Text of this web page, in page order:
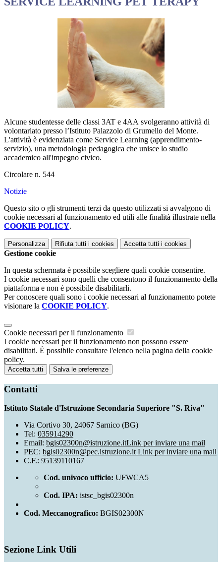
Alcune studentesse delle classi 3AT e 4AA svolgeranno attività di
volontariato presso l’Istituto Palazzolo di Grumello del Monte.
L'attività è evidenziata come Service Learning (apprendimento-
servizio), una metodologia pedagogica che unisce lo studio
accademico all'impegno civico.
Circolare n. 544
Notizie
Questo sito o gli strumenti terzi da questo utilizzati si avvalgono di
cookie necessari al funzionamento ed utili alle finalità illustrate nella
COOKIE POLICY.
Personalizza Rifiuta tutti i cookies Accetta tutti i cookies
Gestione cookie
In questa schermata è possibile scegliere quali cookie consentire.
I cookie necessari sono quelli che consentono il funzionamento della
piattaforma e non è possibile disabilitarli.
Per conoscere quali sono i cookie necessari al funzionamento potete
visionare la COOKIE POLICY.
Cookie necessari per il funzionamento
I cookie necessari per il funzionamento non possono essere
disabilitati. È possibile consultare l'elenco nella pagina della cookie
policy.
Accetta tutti Salva le preferenze
Contatti
Istituto Statale d'Istruzione Secondaria Superiore "S. Riva"
Via Cortivo 30, 24067 Sarnico (BG)
Tel: 035914290
Email: bgis02300n@istruzione.itLink per inviare una mail
PEC: bgis02300n@pec.istruzione.itLink per inviare una mail
C.F.: 95139110167
Cod. univoco ufficio: UFWCA5
Cod. IPA: istsc_bgis02300n
Cod. Meccanografico: BGIS02300N
Sezione Link Utili